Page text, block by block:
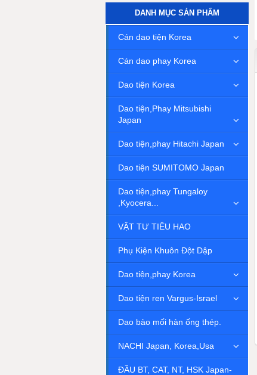
DANH MỤC SẢN PHẨM
Cán dao tiện Korea
Cán dao phay Korea
Dao tiện Korea
Dao tiện,Phay Mitsubishi
Japan
Dao tiện,phay Hitachi Japan
Dao tiện SUMITOMO Japan
Dao tiện,phay Tungaloy
,Kyocera...
VẬT TƯ TIÊU HAO
Phụ Kiện Khuôn Đột Dập
Dao tiện,phay Korea
Dao tiện ren Vargus-Israel
Dao bào mối hàn ống thép.
NACHI Japan, Korea,Usa
ĐẦU BT, CAT, NT, HSK Japan-